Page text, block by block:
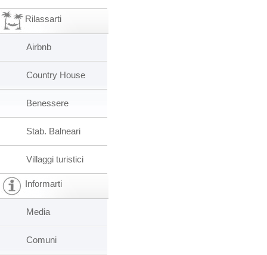
Rilassarti
Airbnb
Country House
Benessere
Stab. Balneari
Villaggi turistici
Informarti
Media
Comuni